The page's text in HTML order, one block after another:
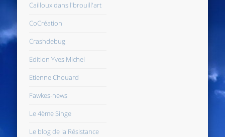
Cailloux dans l'brouill'art
CoCréation
Crashdebug
Edition Yves Michel
Etienne Chouard
Fawkes-news
Le 4ème Singe
Le blog de la Résistance